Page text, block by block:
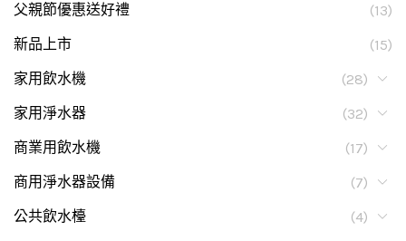
父親節優惠送好禮
(13)
新品上市
(15)
家用飲水機
(28)
家用淨水器
(32)
商業用飲水機
(17)
商用淨水器設備
(7)
公共飲水檯
(4)